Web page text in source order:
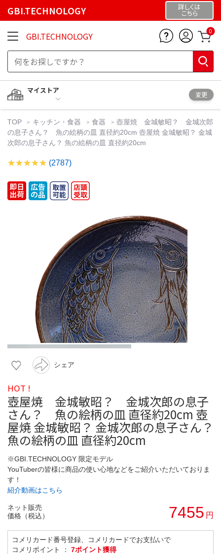
GBI.TECHNOLOGY 詳しくは
こちら
GBI.TECHNOLOGY 0
マイストア
変更
TOP キッチン・食器 食器
壺屋焼 金城敏昭？ 金城次郎
の息子さん？ 魚の絵柄の皿 直径約20cm 壺屋焼 金城敏昭？ 金城
次郎の息子さん？ 魚の絵柄の皿 直径約20cm
(2787)
シェア
HOT !
壺屋焼 金城敏昭？ 金城次郎の息子
さん？ 魚の絵柄の皿 直径約20cm 壺
屋焼 金城敏昭？ 金城次郎の息子さん？
魚の絵柄の皿 直径約20cm
※GBI.TECHNOLOGY 限定モデル
YouTuberの皆様に商品の使い心地などをご紹介いただいておりま
す！
紹介動画はこちら
ネット販売
価格（税込）
7455 円
コメリカード番号登録、コメリカードでお支払いで
コメリポイント ： 7ポイント獲得